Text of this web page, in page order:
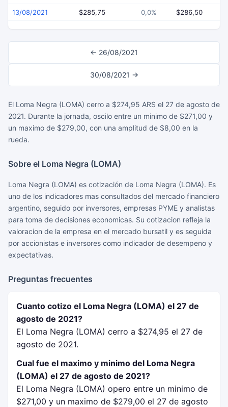
13/08/2021 $285,75 0,0% $286,50
← 26/08/2021
30/08/2021 →
El Loma Negra (LOMA) cerro a $274,95 ARS el 27 de agosto de
2021. Durante la jornada, oscilo entre un minimo de $271,00 y
un maximo de $279,00, con una amplitud de $8,00 en la
rueda.
Sobre el Loma Negra (LOMA)
Loma Negra (LOMA) es cotización de Loma Negra (LOMA). Es
uno de los indicadores mas consultados del mercado financiero
argentino, seguido por inversores, empresas PYME y analistas
para toma de decisiones economicas. Su cotizacion refleja la
valoracion de la empresa en el mercado bursatil y es seguida
por accionistas e inversores como indicador de desempeno y
expectativas.
Preguntas frecuentes
Cuanto cotizo el Loma Negra (LOMA) el 27 de
agosto de 2021?
El Loma Negra (LOMA) cerro a $274,95 el 27 de
agosto de 2021.
Cual fue el maximo y minimo del Loma Negra
(LOMA) el 27 de agosto de 2021?
El Loma Negra (LOMA) opero entre un minimo de
$271,00 y un maximo de $279,00 el 27 de agosto